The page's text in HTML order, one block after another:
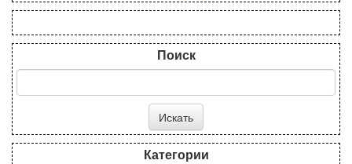
Поиск
Категории